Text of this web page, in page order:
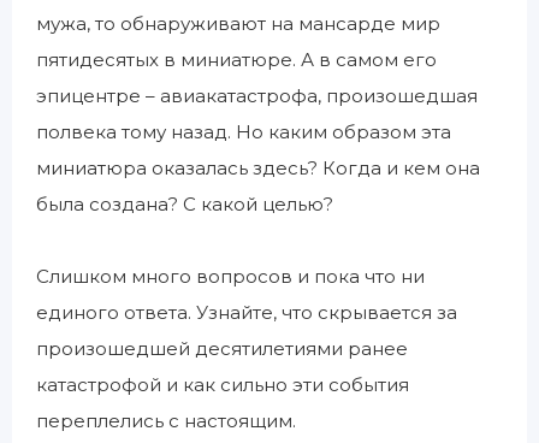
мужа, то обнаруживают на мансарде мир
пятидесятых в миниатюре. А в самом его
эпицентре – авиакатастрофа, произошедшая
полвека тому назад. Но каким образом эта
миниатюра оказалась здесь? Когда и кем она
была создана? С какой целью?
Слишком много вопросов и пока что ни
единого ответа. Узнайте, что скрывается за
произошедшей десятилетиями ранее
катастрофой и как сильно эти события
переплелись с настоящим.